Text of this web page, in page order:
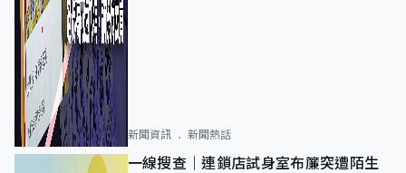
新聞資訊 新聞熱話
一線搜查｜連鎖店試身室布簾突遭陌生